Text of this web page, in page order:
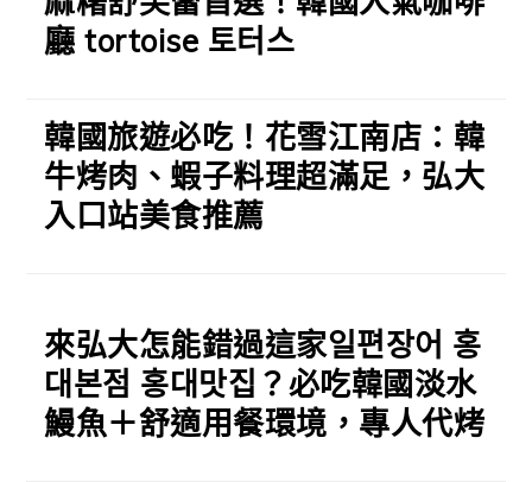
廳 tortoise 토터스
韓國旅遊必吃！花雪江南店：韓
牛烤肉、蝦子料理超滿足，弘大
入口站美食推薦
來弘大怎能錯過這家일편장어 홍
대본점 홍대맛집？必吃韓國淡水
鰻魚＋舒適用餐環境，專人代烤